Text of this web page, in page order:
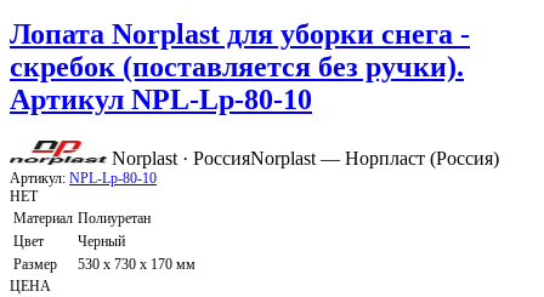
Лопата Norplast для уборки снега -
скребок (поставляется без ручки).
Артикул NPL-Lp-80-10
Norplast · РоссияNorplast — Норпласт (Россия)
Артикул: NPL-Lp-80-10
НЕТ
Материал Полиуретан
Цвет
Черный
Размер
530 x 730 x 170 мм
ЦЕНА